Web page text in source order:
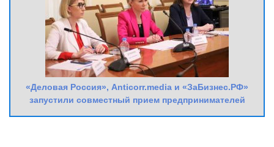
«Деловая Россия», Anticorr.media и «ЗаБизнес.РФ»
запустили совместный прием предпринимателей